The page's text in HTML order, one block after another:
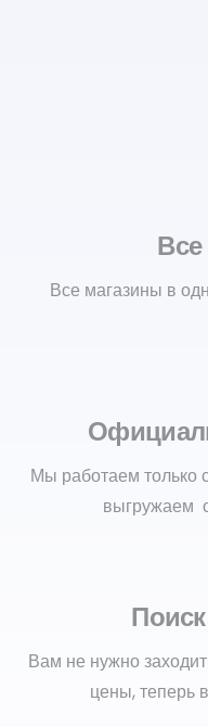
Все магазины в
Мы работаем только
выгружаем
Вам не нужно
цены, теперь